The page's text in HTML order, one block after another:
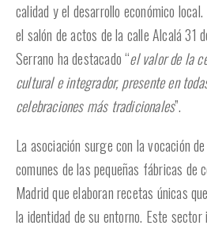
calidad y el desarrollo económico
el salón de actos de la calle Alcalá 31
Serrano ha destacado “el valor de la
cultural e integrador, presente en
celebraciones más tradicionales”.
La asociación surge con la vocación
comunes de las pequeñas fábricas de
Madrid que elaboran recetas únicas
la identidad de su entorno. Este sector